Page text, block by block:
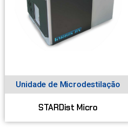
Unidade de Microdestilação
STARDist Micro